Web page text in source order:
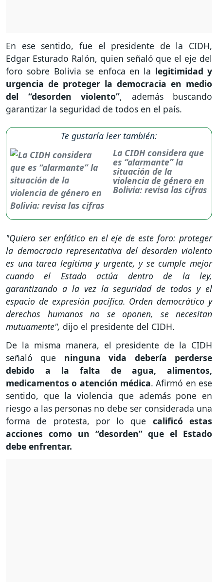
En ese sentido, fue el presidente de la CIDH,
Edgar Esturado Ralón, quien señaló que el eje del
foro sobre Bolivia se enfoca en la legitimidad y
urgencia de proteger la democracia en medio
del “desorden violento”, además buscando
garantizar la seguridad de todos en el país.
Te gustaría leer también:
La CIDH considera que
es “alarmante” la
situación de la
violencia de género en
Bolivia: revisa las cifras
"Quiero ser enfático en el eje de este foro: proteger
la democracia representativa del desorden violento
es una tarea legítima y urgente, y se cumple mejor
cuando el Estado actúa dentro de la ley,
garantizando a la vez la seguridad de todos y el
espacio de expresión pacífica. Orden democrático y
derechos humanos no se oponen, se necesitan
mutuamente", dijo el presidente del CIDH.
De la misma manera, el presidente de la CIDH
señaló que ninguna vida debería perderse
debido a la falta de agua, alimentos,
medicamentos o atención médica. Afirmó en ese
sentido, que la violencia que además pone en
riesgo a las personas no debe ser considerada una
forma de protesta, por lo que calificó estas
acciones como un “desorden” que el Estado
debe enfrentar.